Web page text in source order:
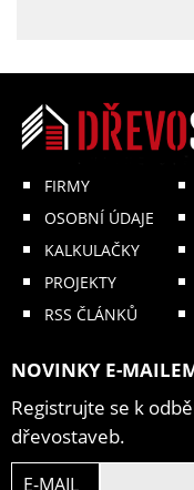
FIRMY
OSOBNÍ ÚDAJE
KALKULAČKY
PROJEKTY
RSS ČLÁNKŮ
NOVINKY E-
Registrujte se k
dřevostaveb.
E-MAIL